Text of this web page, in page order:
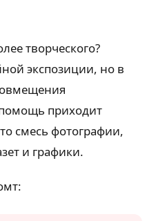
творческого?
экспозиции, но в
приходит
смесь фотографии,
и графики.